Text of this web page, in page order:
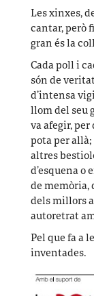
Les xinxes,
cantar, però
gran és la
Cada poll i
són de
d’intensa
llom del seu
va afegir,
pota per
altres
d’esquena o
de memòria,
dels millors
autoretrat
Pel que fa a
inventades.